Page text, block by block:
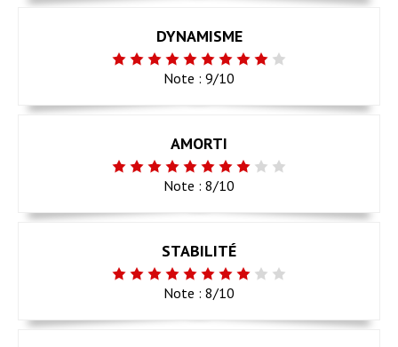
DYNAMISME
Note : 9/10
AMORTI
Note : 8/10
STABILITÉ
Note : 8/10